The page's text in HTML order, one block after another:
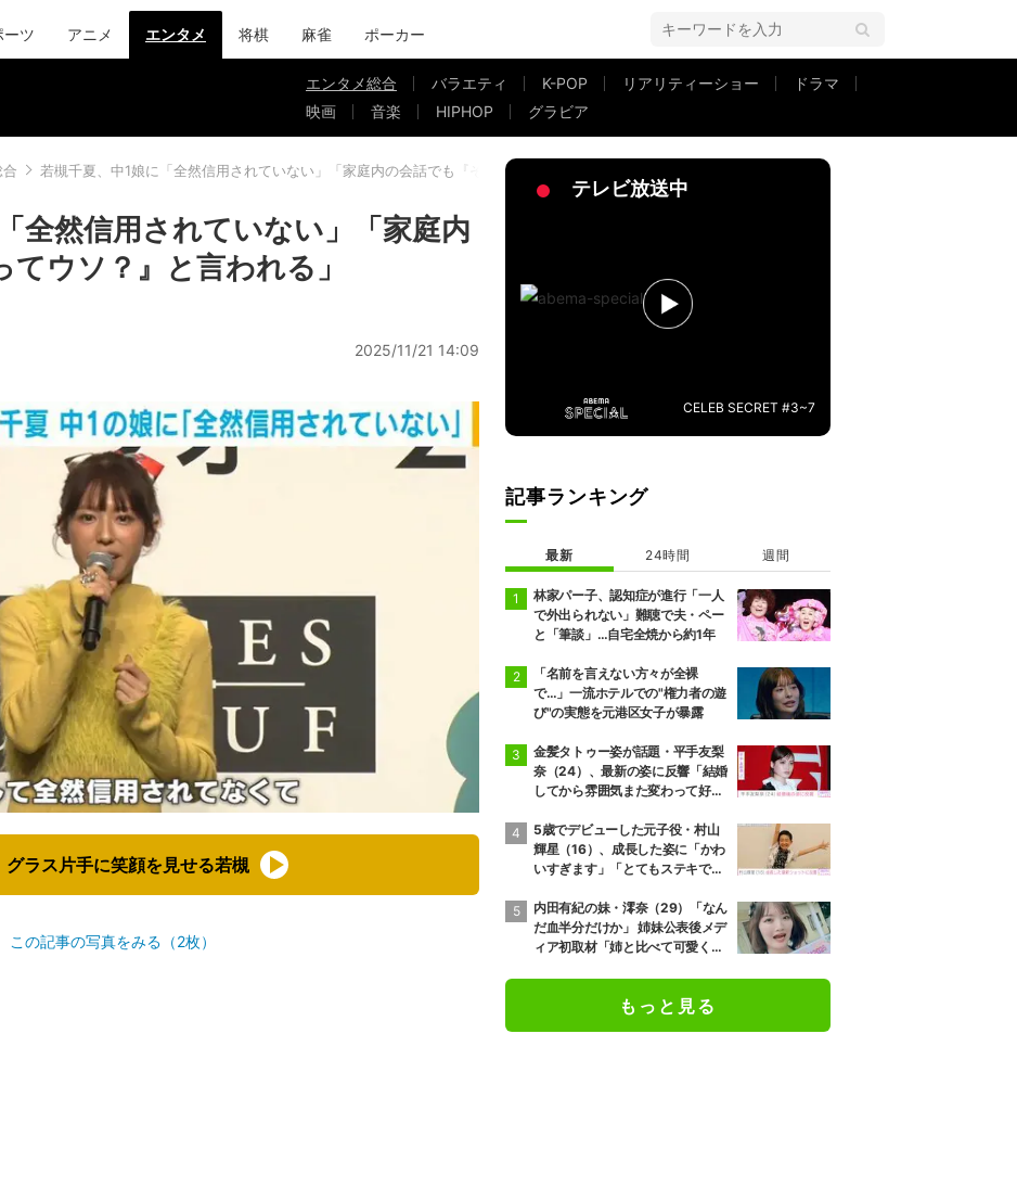
ーツ アニメ エンタメ 将棋 麻雀 ポーカー
エンタメ総合 バラエティ K-POP リアリティーショー
ドラマ
映画
音楽 HIPHOP グラビア
若槻千夏、中1娘に「全然信用されていない」「家庭内の会話でも『それってウソ？』と言われる」
全然信用されていない」「家庭内
ウソ？』と言われる」
2025/11/21 14:09
グラス片手に笑顔を見せる若槻
この記事の写真をみる（2枚）
テレビ放送中
CELEB SECRET #3~7
記事ランキング
最新 24時間 週間
林家パー子、認知症が進行「一人
で外出られない」難聴で夫・ペー
と「筆談」…自宅全焼から約1年
「名前を言えない方々が全裸
で…」一流ホテルでの"権力者の遊
び"の実態を元港区女子が暴露
金髪タトゥー姿が話題・平手友梨
奈（24）、最新の姿に反響「結婚
してから雰囲気また変わって好
婚
5歳でデビューした元子役・村山
輝星（16）、成長した姿に「かわ
いすぎます」「とてもステキで
内田有紀の妹・澪奈（29）「なん
だ血半分だけか」 姉妹公表後メデ
ィア初取材「姉と比べて可愛くな
もっと見る